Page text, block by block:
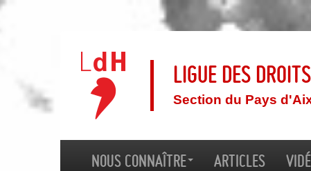
Ligue des
Section du Pays
Nous connaître Articles